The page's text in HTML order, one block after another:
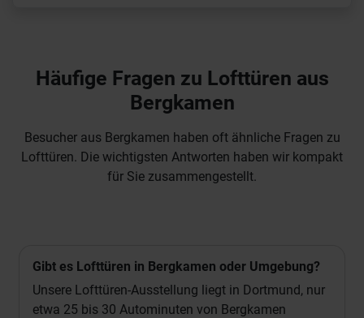
Häufige Fragen zu Lofttüren aus
Bergkamen
Besucher aus Bergkamen haben oft ähnliche Fragen zu
Lofttüren. Die wichtigsten Antworten haben wir kompakt
für Sie zusammengestellt.
Gibt es Lofttüren in Bergkamen oder Umgebung?
Unsere Lofttüren-Ausstellung liegt in Dortmund, nur
etwa 25 bis 30 Autominuten von Bergkamen